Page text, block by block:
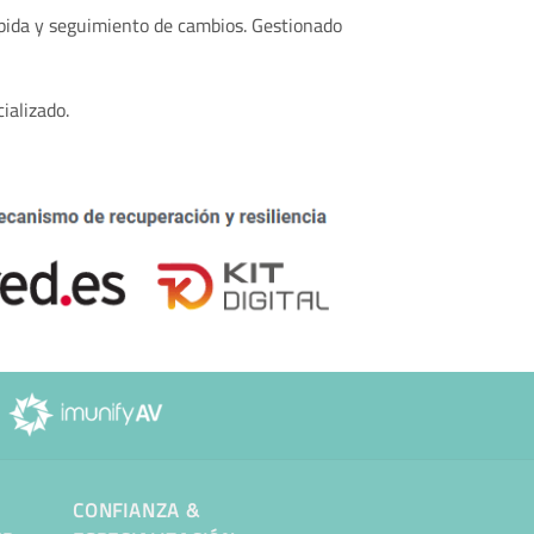
y seguimiento de cambios. Gestionado
CONFIANZA &